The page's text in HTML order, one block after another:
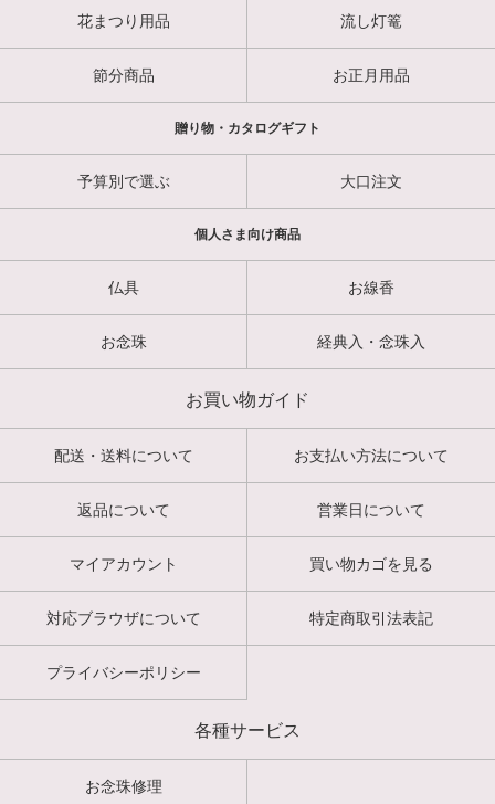
花まつり用品 流し灯篭
節分商品 お正月用品
贈り物・カタログギフト
予算別で選ぶ 大口注文
個人さま向け商品
仏具 お線香
お念珠 経典入・念珠入
お買い物ガイド
配送・送料について お支払い方法について
返品について 営業日について
マイアカウント 買い物カゴを見る
対応ブラウザについて 特定商取引法表記
プライバシーポリシー
各種サービス
お念珠修理